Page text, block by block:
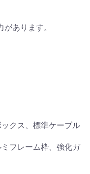
あります。
クス、標準ケーブル
フレーム枠、強化ガ